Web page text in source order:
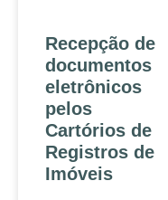
Recepção de
documentos
eletrônicos
pelos
Cartórios de
Registros de
Imóveis